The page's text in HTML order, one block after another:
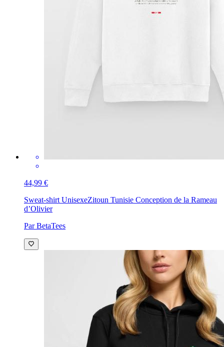
44,99 €
Sweat-shirt UnisexeZitoun Tunisie Conception de la Rameau
d’Olivier
Par BetaTees